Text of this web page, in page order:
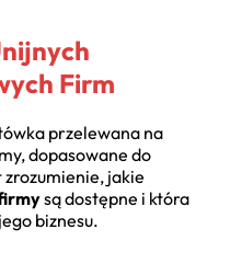
Firm
przelewana na
dopasowane do
jakie
są dostępne i która
biznesu.